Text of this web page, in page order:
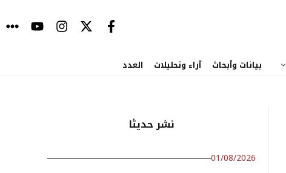
بيانات وأبحاث آراء وتحليلات العدد
نشر حديثا
01/08/2026